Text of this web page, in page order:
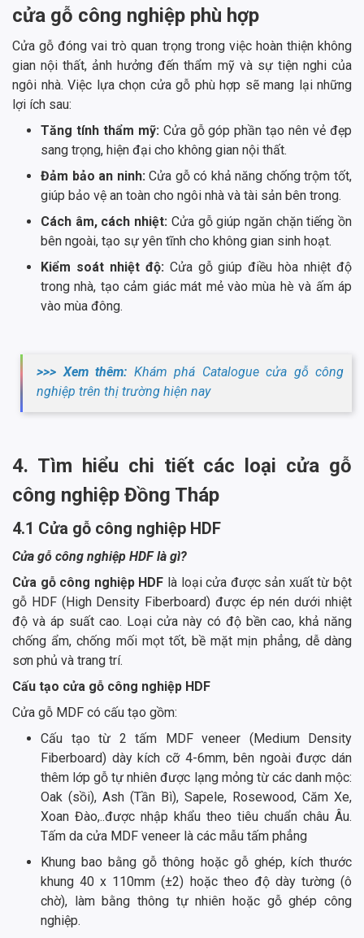
cửa gỗ công nghiệp phù hợp
Cửa gỗ đóng vai trò quan trọng trong việc hoàn thiện không
gian nội thất, ảnh hưởng đến thẩm mỹ và sự tiện nghi của
ngôi nhà. Việc lựa chọn cửa gỗ phù hợp sẽ mang lại những
lợi ích sau:
Tăng tính thẩm mỹ:Cửa gỗ góp phần tạo nên vẻ đẹp
sang trọng, hiện đại cho không gian nội thất.
Đảm bảo an ninh:Cửa gỗ có khả năng chống trộm tốt,
giúp bảo vệ an toàn cho ngôi nhà và tài sản bên trong.
Cách âm, cách nhiệt: Cửa gỗ giúp ngăn chặn tiếng ồn
bên ngoài, tạo sự yên tĩnh cho không gian sinh hoạt.
Kiểm soát nhiệt độ:Cửa gỗ giúp điều hòa nhiệt độ
trong nhà, tạo cảm giác mát mẻ vào mùa hè và ấm áp
vào mùa đông.
>>> Xem thêm: Khám phá Catalogue cửa gỗ công
nghiệp trên thị trường hiện nay
4. Tìm hiểu chi tiết các loại cửa gỗ
công nghiệp Đồng Tháp
4.1 Cửa gỗ công nghiệp HDF
Cửa gỗ công nghiệp HDF là gì?
Cửa gỗ công nghiệp HDF là loại cửa được sản xuất từ bột
gỗ HDF (High Density Fiberboard) được ép nén dưới nhiệt
độ và áp suất cao. Loại cửa này có độ bền cao, khả năng
chống ẩm, chống mối mọt tốt, bề mặt mịn phẳng, dễ dàng
sơn phủ và trang trí.
Cấu tạo cửa gỗ công nghiệp HDF
Cửa gỗ MDF có cấu tạo gồm:
Cấu tạo từ 2 tấm MDF veneer (Medium Density
Fiberboard) dày kích cỡ 4-6mm, bên ngoài được dán
thêm lớp gỗ tự nhiên được lạng mỏng từ các danh mộc:
Oak (sồi), Ash (Tần Bì), Sapele, Rosewood, Căm Xe,
Xoan Đào,..được nhập khẩu theo tiêu chuẩn châu Âu.
Tấm da cửa MDF veneer là các mẫu tấm phẳng
Khung bao bằng gỗ thông hoặc gỗ ghép, kích thước
khung 40 x 110mm (±2) hoặc theo độ dày tường (ô
chờ), làm bằng thông tự nhiên hoặc gỗ ghép công
nghiệp.